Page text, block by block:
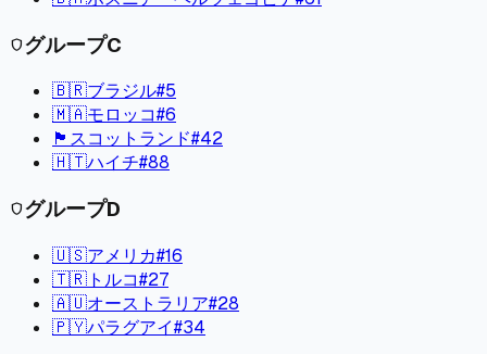
shieldグループC
🇧🇷ブラジル#5
🇲🇦モロッコ#6
🏴󠁧󠁢󠁳󠁣󠁴󠁿 スコットランド#42
🇭🇹ハイチ#88
shieldグループD
🇺🇸アメリカ#16
🇹🇷 トルコ#27
🇦🇺オーストラリア#28
🇵🇾パラグアイ#34